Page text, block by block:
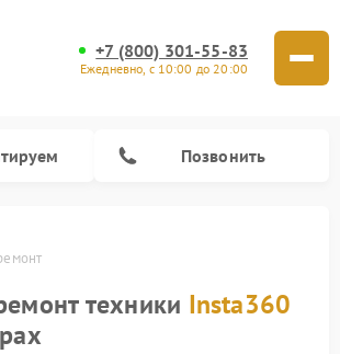
+7 (800) 301-55-83
Ежедневно, с 10:00 до 20:00
Позвонить
техники Insta360